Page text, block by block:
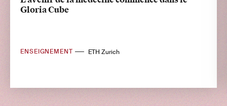
Gloria Cube
ENSEIGNEMENT ETH Zurich